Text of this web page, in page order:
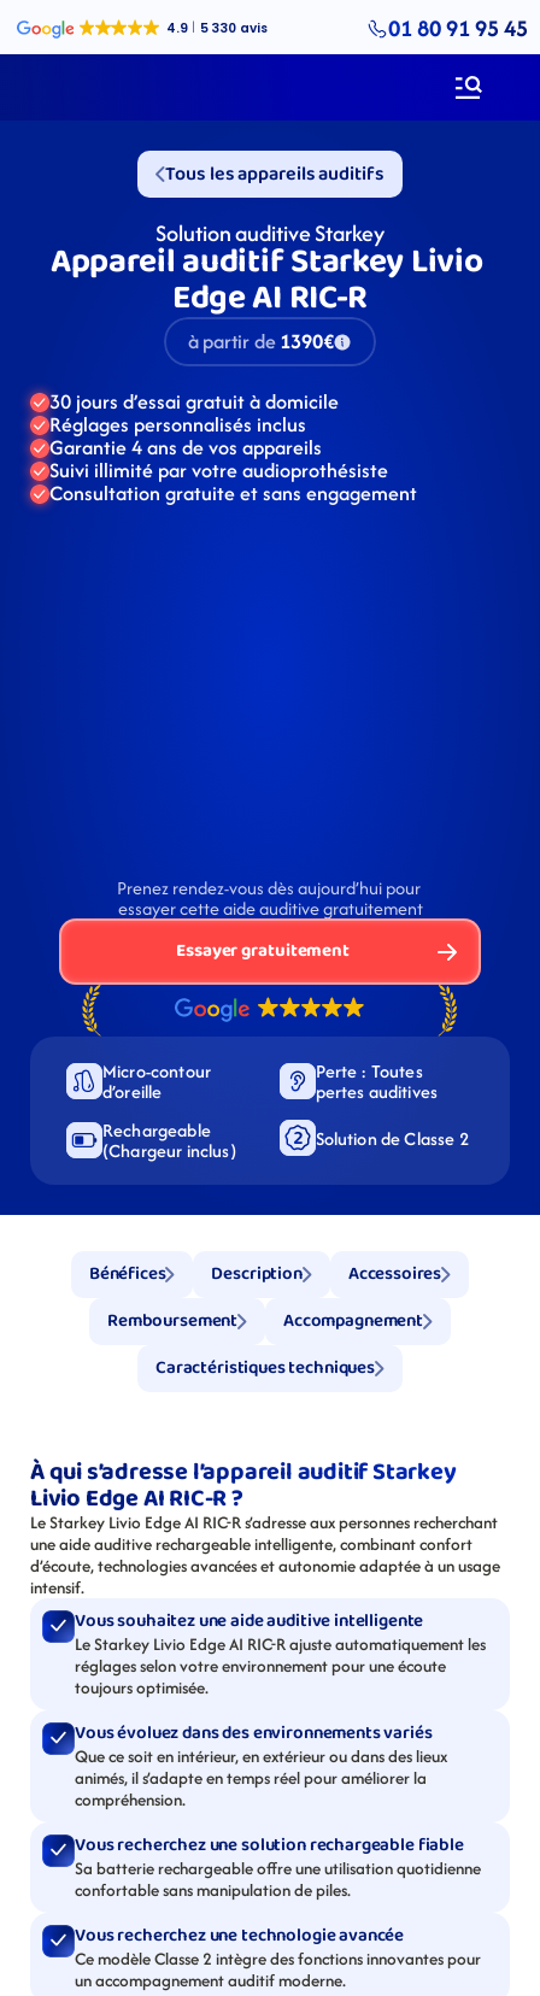
01 80 91 95 45
Tous les appareils auditifs
Solution auditive Starkey
Appareil auditif Starkey Livio
Edge AI RIC-R
à partir de1390€
30 jours d’essai gratuit à domicile
Réglages personnalisés inclus
Garantie 4 ans de vos appareils
Suivi illimité par votre audioprothésiste
Consultation gratuite et sans engagement
Prenez rendez-vous dès aujourd’hui pour
essayer cette aide auditive gratuitement
Essayer gratuitement
Micro-contour
d’oreille
Perte : Toutes
pertes auditives
Rechargeable
(Chargeur inclus)
Solution de Classe 2
Bénéfices Description
Accessoires
Remboursement
Accompagnement
Caractéristiques techniques
À qui s’adresse l’appareil auditif Starkey
Livio Edge AI RIC-R ?
Le Starkey Livio Edge AI RIC-R s’adresse aux personnes recherchant
une aide auditive rechargeable intelligente, combinant confort
d’écoute, technologies avancées et autonomie adaptée à un usage
intensif.
Vous souhaitez une aide auditive intelligente
Le Starkey Livio Edge AI RIC-R ajuste automatiquement les
réglages selon votre environnement pour une écoute
toujours optimisée.
Vous évoluez dans des environnements variés
Que ce soit en intérieur, en extérieur ou dans des lieux
animés, il s’adapte en temps réel pour améliorer la
compréhension.
Vous recherchez une solution rechargeable fiable
Sa batterie rechargeable offre une utilisation quotidienne
confortable sans manipulation de piles.
Vous recherchez une technologie avancée
Ce modèle Classe 2 intègre des fonctions innovantes pour
un accompagnement auditif moderne.